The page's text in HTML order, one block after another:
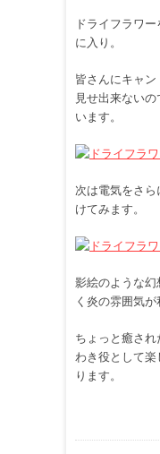
ドライフラワ
に入り。
皆さんにキャ
見せ出来ない
います。
次は電気をさ
けてみます。
影絵のような
く炎の雰囲気が
ちょっと癒さ
わき役として
ります。